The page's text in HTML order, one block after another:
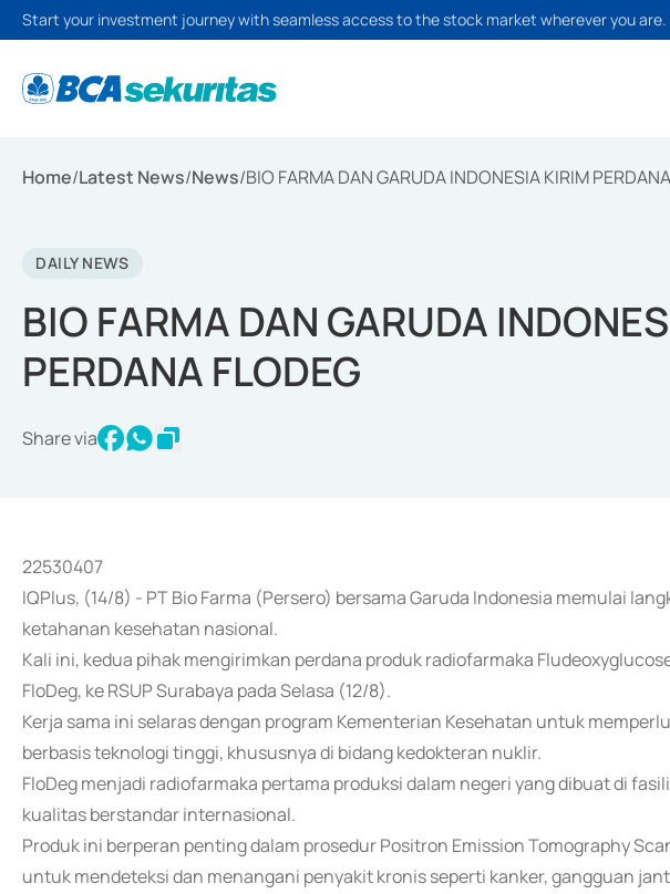
Start your investment journey with seamless access to the stock market wherever you are.
Home/Latest News/News/BIO FARMA DAN GARUDA INDONESIA KIRIM
DAILY NEWS
BIO FARMA DAN GARUDA
PERDANA FLODEG
Share via
22530407
IQPlus, (14/8) - PT Bio Farma (Persero) bersama Garuda Indonesia memulai
ketahanan kesehatan nasional.
Kali ini, kedua pihak mengirimkan perdana produk radiofarmaka
FloDeg, ke RSUP Surabaya pada Selasa (12/8).
Kerja sama ini selaras dengan program Kementerian Kesehatan untuk
berbasis teknologi tinggi, khususnya di bidang kedokteran nuklir.
FloDeg menjadi radiofarmaka pertama produksi dalam negeri yang dibuat di
kualitas berstandar internasional.
Produk ini berperan penting dalam prosedur Positron Emission Tomography
untuk mendeteksi dan menangani penyakit kronis seperti kanker, gangguan